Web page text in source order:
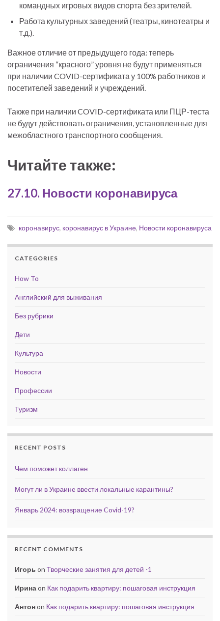
командных игровых видов спорта без зрителей.
Работа культурных заведений (театры, кинотеатры и
т.д.).
Важное отличие от предыдущего года: теперь
ограничения “красного” уровня не будут применяться
при наличии COVID-сертификата у 100% работников и
посетителей заведений и учреждений.
Также при наличии COVID-сертификата или ПЦР-теста
не будут действовать ограничения, установленные для
межобластного транспортного сообщения.
Читайте также:
27.10. Новости коронавируса
коронавирус, коронавирус в Украине, Новости коронавируса
CATEGORIES
How To
Английский для выживания
Без рубрики
Дети
Культура
Новости
Профессии
Туризм
RECENT POSTS
Чем поможет коллаген
Могут ли в Украине ввести локальные карантины?
Январь 2024: возвращение Covid-19?
RECENT COMMENTS
Игорь on Творческие занятия для детей -1
Иринаon Как подарить квартиру: пошаговая инструкция
Антонon Как подарить квартиру: пошаговая инструкция